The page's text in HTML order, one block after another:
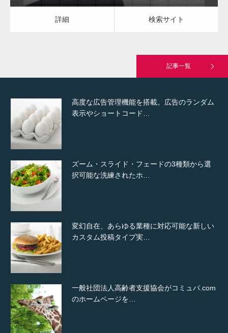
詳細 検索サイト
記事一覧
高度な広告管理機能を搭載。広告のランダム
表示やショートコード…
ズーム・スライド・フェードの3種類から選
択可能な洗練されたホ…
変幻自在、あらゆる業種に対応可能な新しい
カスタム投稿タイプ実…
一般社団法人高齢者支援協会がコミュパ.com
のホームページを…